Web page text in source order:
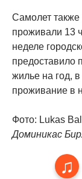
Самолет также
проживали 13
неделе
предоставило
жилье на год,
проживание в
Фото: Lukas
Доминикас